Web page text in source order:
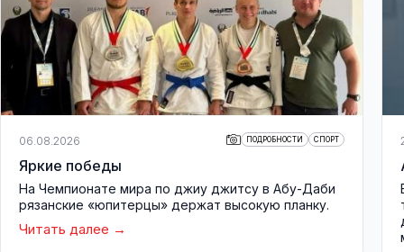
06.08.2026 ПОДРОБНОСТИ СПОРТ
Яркие победы
На Чемпионате мира по джиу джитсу в Абу-Даби
рязанские «юпитерцы» держат высокую планку.
Читать далее